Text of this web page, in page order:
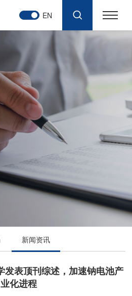
EN
新闻资讯
发表顶刊综述，加速钠电池产
业化进程